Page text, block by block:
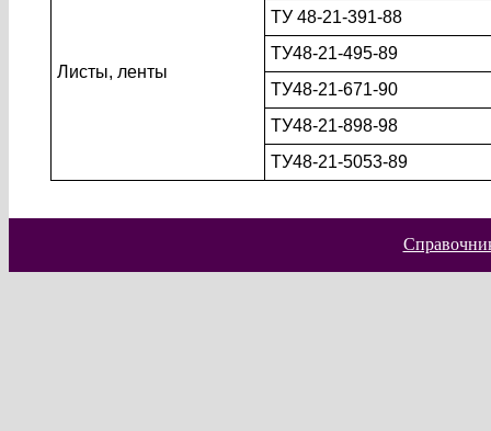
Листы, ленты
ТУ 48-21-391-88
ТУ48-21-495-89
ТУ48-21-671-90
ТУ48-21-898-98
ТУ48-21-5053-89